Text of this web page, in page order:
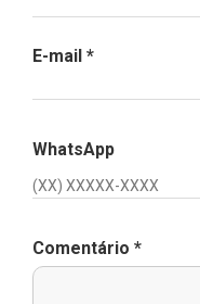
E-mail *
WhatsApp
Comentário *